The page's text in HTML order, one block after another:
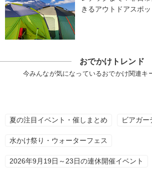
きるアウトドアスポ
おでかけトレンド
今みんなが気になっているおでかけ関連キ
夏の注目イベント・催しまとめ ビアガー
水かけ祭り・ウォーターフェス
2026年9月19日～23日の連休開催イベント